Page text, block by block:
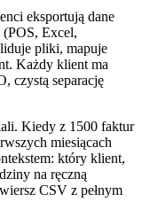
eksportują dane
(POS, Excel,
pliki, mapuje
Każdy klient ma
czystą separację
Kiedy z 1500 faktur
miesiącach
który klient,
na ręczną
CSV z pełnym